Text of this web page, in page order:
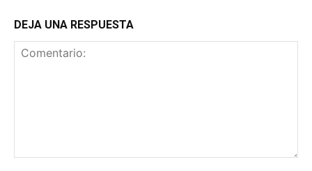
DEJA UNA RESPUESTA